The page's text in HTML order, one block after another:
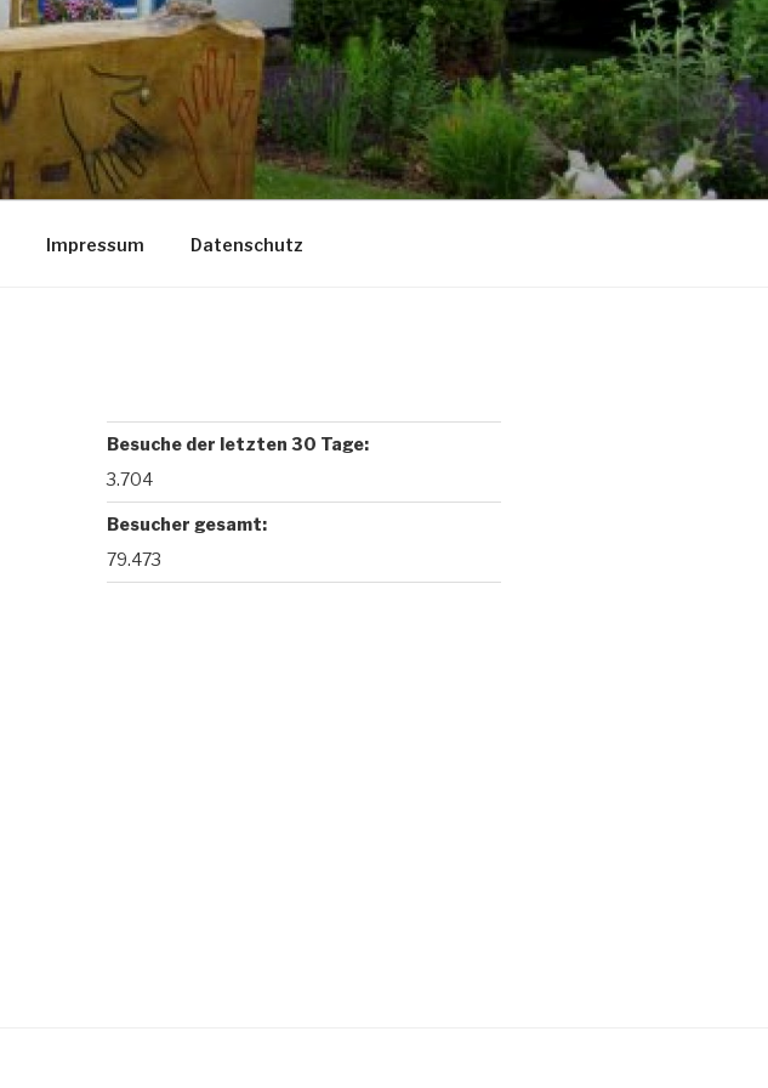
Impressum Datenschutz
Besuche der letzten 30 Tage:
3.704
Besucher gesamt:
79.473